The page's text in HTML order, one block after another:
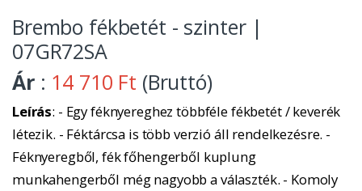
Brembo fékbetét - szinter |
07GR72SA
Ár : 14 710 Ft (Bruttó)
Leírás: - Egy féknyereghez többféle fékbetét / keverék
létezik. - Féktárcsa is több verzió áll rendelkezésre. -
Féknyeregből, fék főhengerből kuplung
munkahengerből még nagyobb a választék. - Komoly